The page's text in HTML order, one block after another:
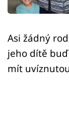
Asi žádný
jeho dítě
mít